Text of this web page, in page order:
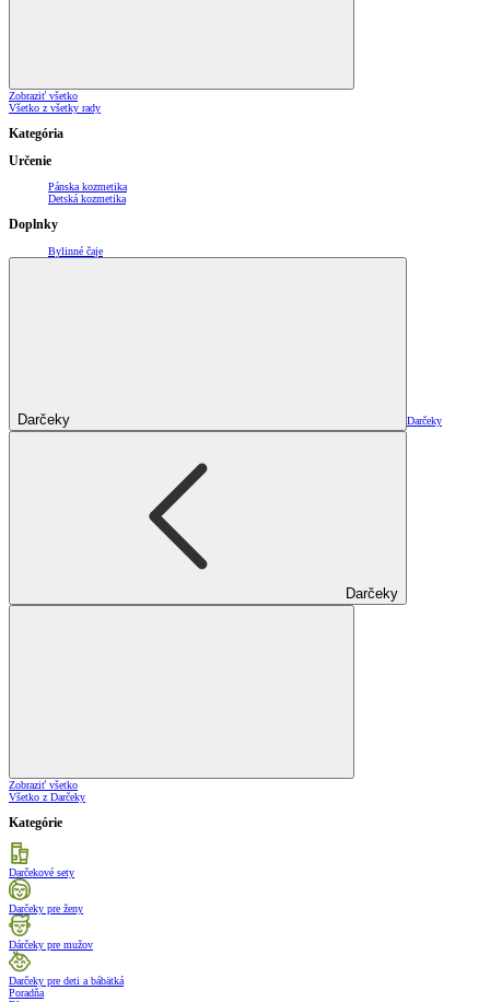
Zobraziť všetko
Všetko z všetky rady
Kategória
Určenie
Pánska kozmetika
Detská kozmetika
Doplnky
Bylinné čaje
Darčeky Darčeky
Darčeky
Zobraziť všetko
Všetko z Darčeky
Kategórie
Darčekové sety
Darčeky pre ženy
Dárčeky pre mužov
Darčeky pre deti a bábätká
Poradňa